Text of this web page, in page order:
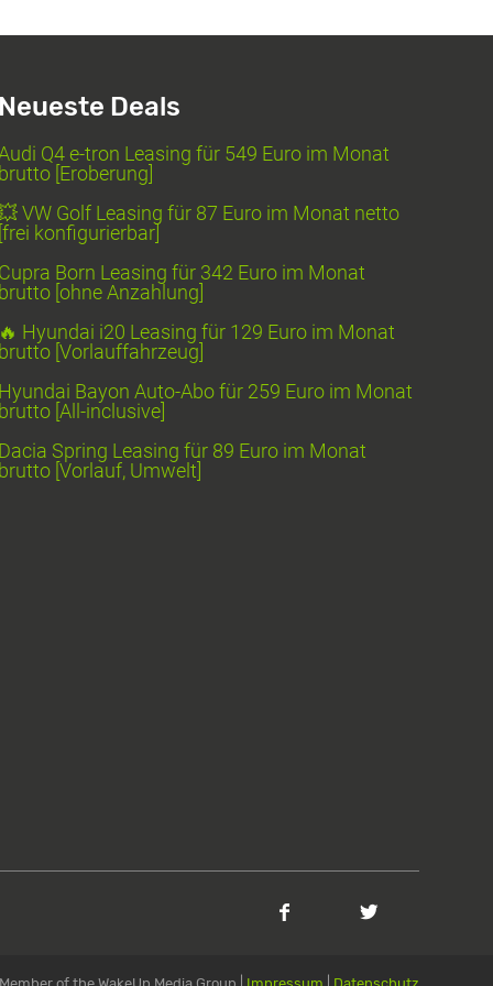
Neueste Deals
Q4 e-tron Leasing für 549 Euro im Monat
brutto [Eroberung]
VW Golf Leasing für 87 Euro im Monat netto
[frei konfigurierbar]
Cupra Born Leasing für 342 Euro im Monat
brutto [ohne Anzahlung]
🔥 Hyundai i20 Leasing für 129 Euro im Monat
brutto [Vorlauffahrzeug]
Hyundai Bayon Auto-Abo für 259 Euro im Monat
brutto [All-inclusive]
Dacia Spring Leasing für 89 Euro im Monat
brutto [Vorlauf, Umwelt]